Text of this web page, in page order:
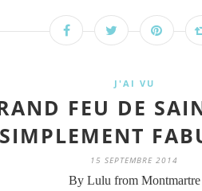
J'AI VU
FEU DE
SIMPLEMENT
15 SEPTEMBRE 2014
By Lulu from Montmartre